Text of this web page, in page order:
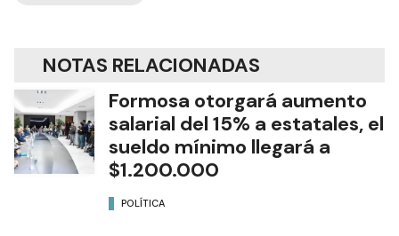
NOTAS RELACIONADAS
Formosa otorgará aumento
salarial del 15% a estatales, el
sueldo mínimo llegará a
$1.200.000
POLÍTICA